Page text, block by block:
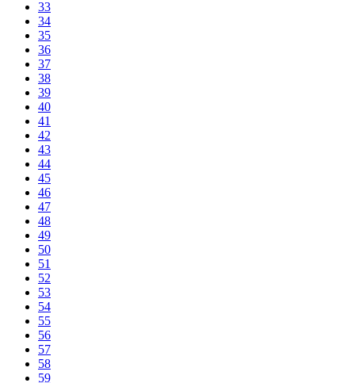
33
34
35
36
37
38
39
40
41
42
43
44
45
46
47
48
49
50
51
52
53
54
55
56
57
58
59